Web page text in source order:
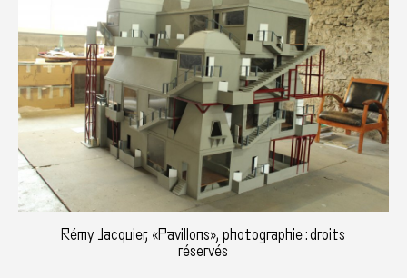
Rémy Jacquier, «Pavillons», photographie : droits
réservés